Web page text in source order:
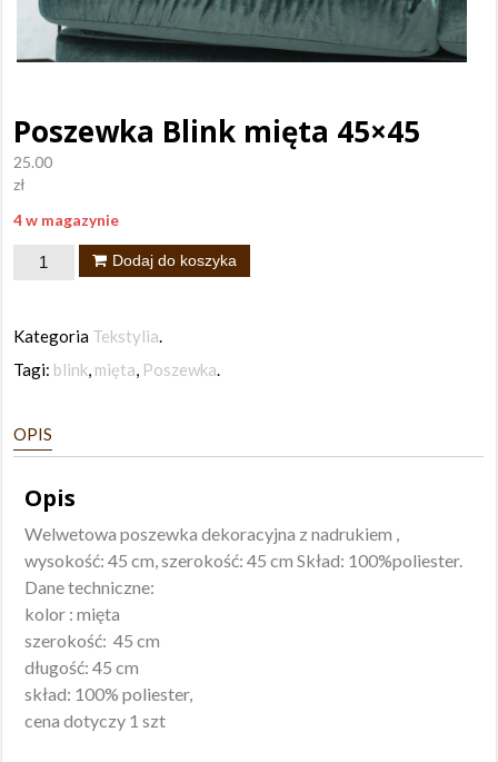
Poszewka Blink mięta 45×45
25.00
zł
4 w magazynie
ilość
mięta
45x45
Dodaj do koszyka
Kategoria Tekstylia
Tagi: blink mięta Poszewka
OPIS
Opis
Welwetowa poszewka dekoracyjna z nadrukiem ,
wysokość: 45 cm, szerokość: 45 cm Skład: 100%poliester.
Dane techniczne:
kolor : mięta
szerokość: 45 cm
długość: 45 cm
skład: 100% poliester,
cena dotyczy 1 szt